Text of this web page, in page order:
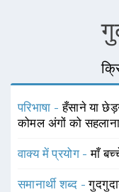
परिभाषा -हँसाने या
कोमल अंगों को सहलाना
वाक्य में प्रयोग -माँ
समानार्थी शब्द -